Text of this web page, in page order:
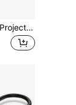
Android 14 Flagship Smart Projector 5000 ANSI Lumens 4K UHD Support Auto Focus Auto Keystone Correction WiFi6 Bluetooth 5.3 Low Latency Gaming Ultra Quiet Bærbar Hjemmebiograf Projektor Velegnet til Kontor og Uddannelse Kompatibel med 5V 2A/3A Oplader Inkluderer Datakabel